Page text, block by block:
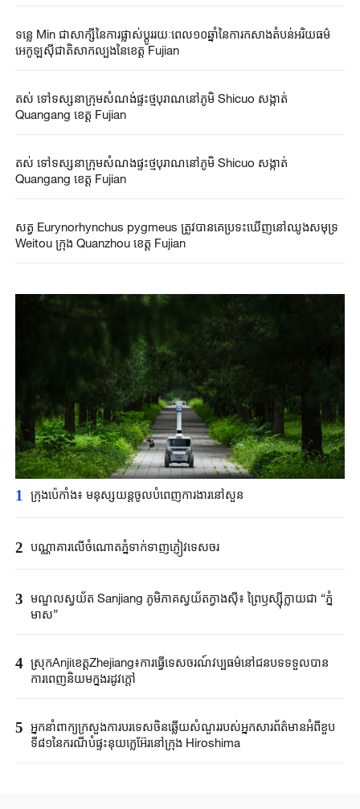
ទន្លេ Min ​ជាសាក្សីនៃ​ការផ្លាស់ប្តូរ​រយៈពេល១០ឆ្នាំនៃ​ការកសាង​តំបន់​​អរិយធម៌​
អេកូឡូស៊ី​ជាតិ​សាកល្បង​នៃខេត្ត Fujian ​
តស់ ទៅទស្សនាក្រុមសំណង់ផ្ទះថ្មបុរាណនៅភូមិ Shicuo សង្កាត់
Quangang ខេត្ត Fujian
តស់ ទៅទស្សនាក្រុមសំណងផ្ទះថ្មបុរាណនៅភូមិ Shicuo សង្កាត់
Quangang ខេត្ត Fujian
សត្វ​ Eurynorhynchus pygmeus ​ត្រូវ​បាន​គេ​ប្រទះ​ឃើញ​នៅ​ឈូងសមុទ្រ
Weitou ក្រុង Quanzhou ខេត្ត Fujian
1 ក្រុងប៉េកាំង​៖ មនុស្សយន្ត​ចូលបំពេញ​ការងារនៅសួន​​
2 បណ្ណាគារលើចំណោតភ្នំទាក់ទាញភ្ញៀវទេសចរ
3 មណ្ឌលស្វយ័ត Sanjiang ភូមិភាគស្វយ័តក្វាងស៊ី៖ ព្រៃឫស្ស៊ីក្លាយជា “ភ្នំ
មាស”
4 ស្រុកAnjiខេត្តZhejiang៖ការធ្វើទេសចរណ៍វប្បធម៌នៅជនបទទទួលបាន
ការពេញនិយមក្នុងរដូវក្តៅ
5 អ្នកនាំពាក្យ​ក្រសួងការបរទេស​ចិនឆ្លើយសំណួរ​របស់​អ្នកសារព័ត៌មាន​អំពីខួប​
ទី៨១នៃ​ករណី​បំផ្ទុះនុយក្លេអ៊ែរ​នៅក្រុង ​Hiroshima ​